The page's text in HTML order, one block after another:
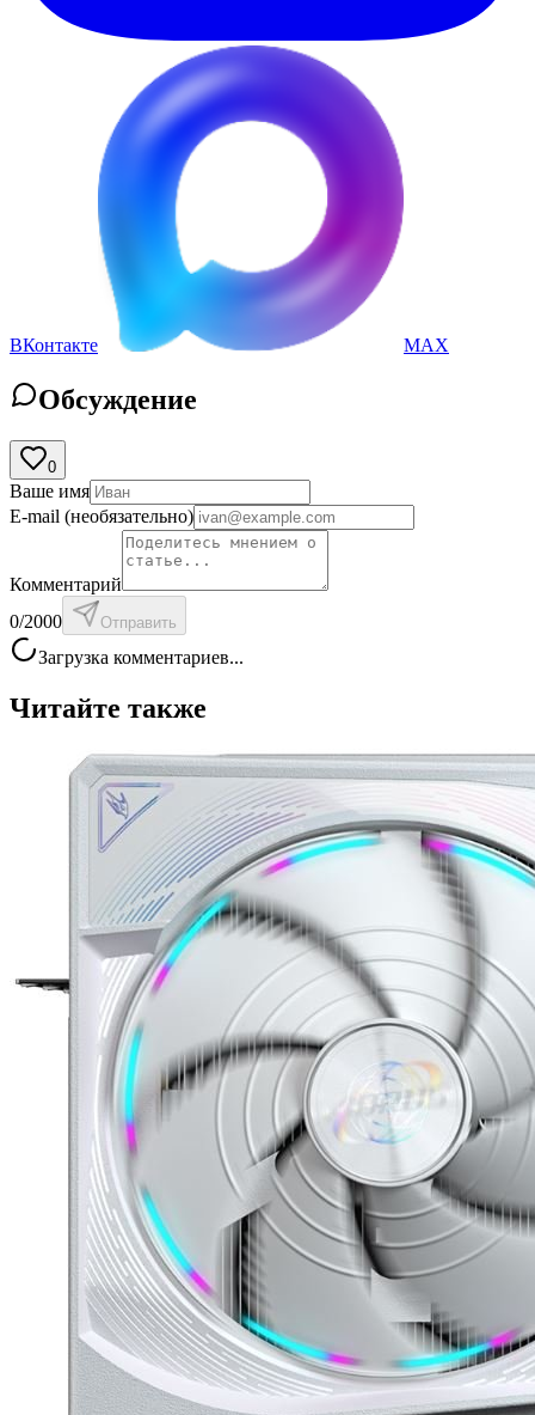
ВКонтакте MAX
Обсуждение
0
Ваше имя
E-mail (необязательно)
Комментарий
0/2000 Отправить
Загрузка комментариев...
Читайте также